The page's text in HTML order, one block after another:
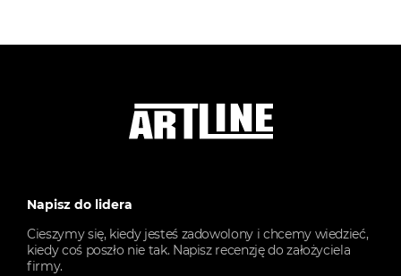
Napisz do lidera
Cieszymy się, kiedy jesteś zadowolony i chcemy wiedzieć,
kiedy coś poszło nie tak. Napisz recenzję do założyciela
firmy.